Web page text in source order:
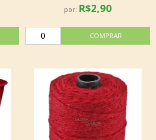
por: R$2,90